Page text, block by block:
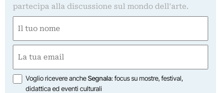
partecipa alla discussione sul mondo dell'arte.
(Obbligatorio)
Nome
(Obbligatorio)
Opzioni
Voglio ricevere ancheSegnala: focus su mostre, festival,
didattica ed eventi culturali